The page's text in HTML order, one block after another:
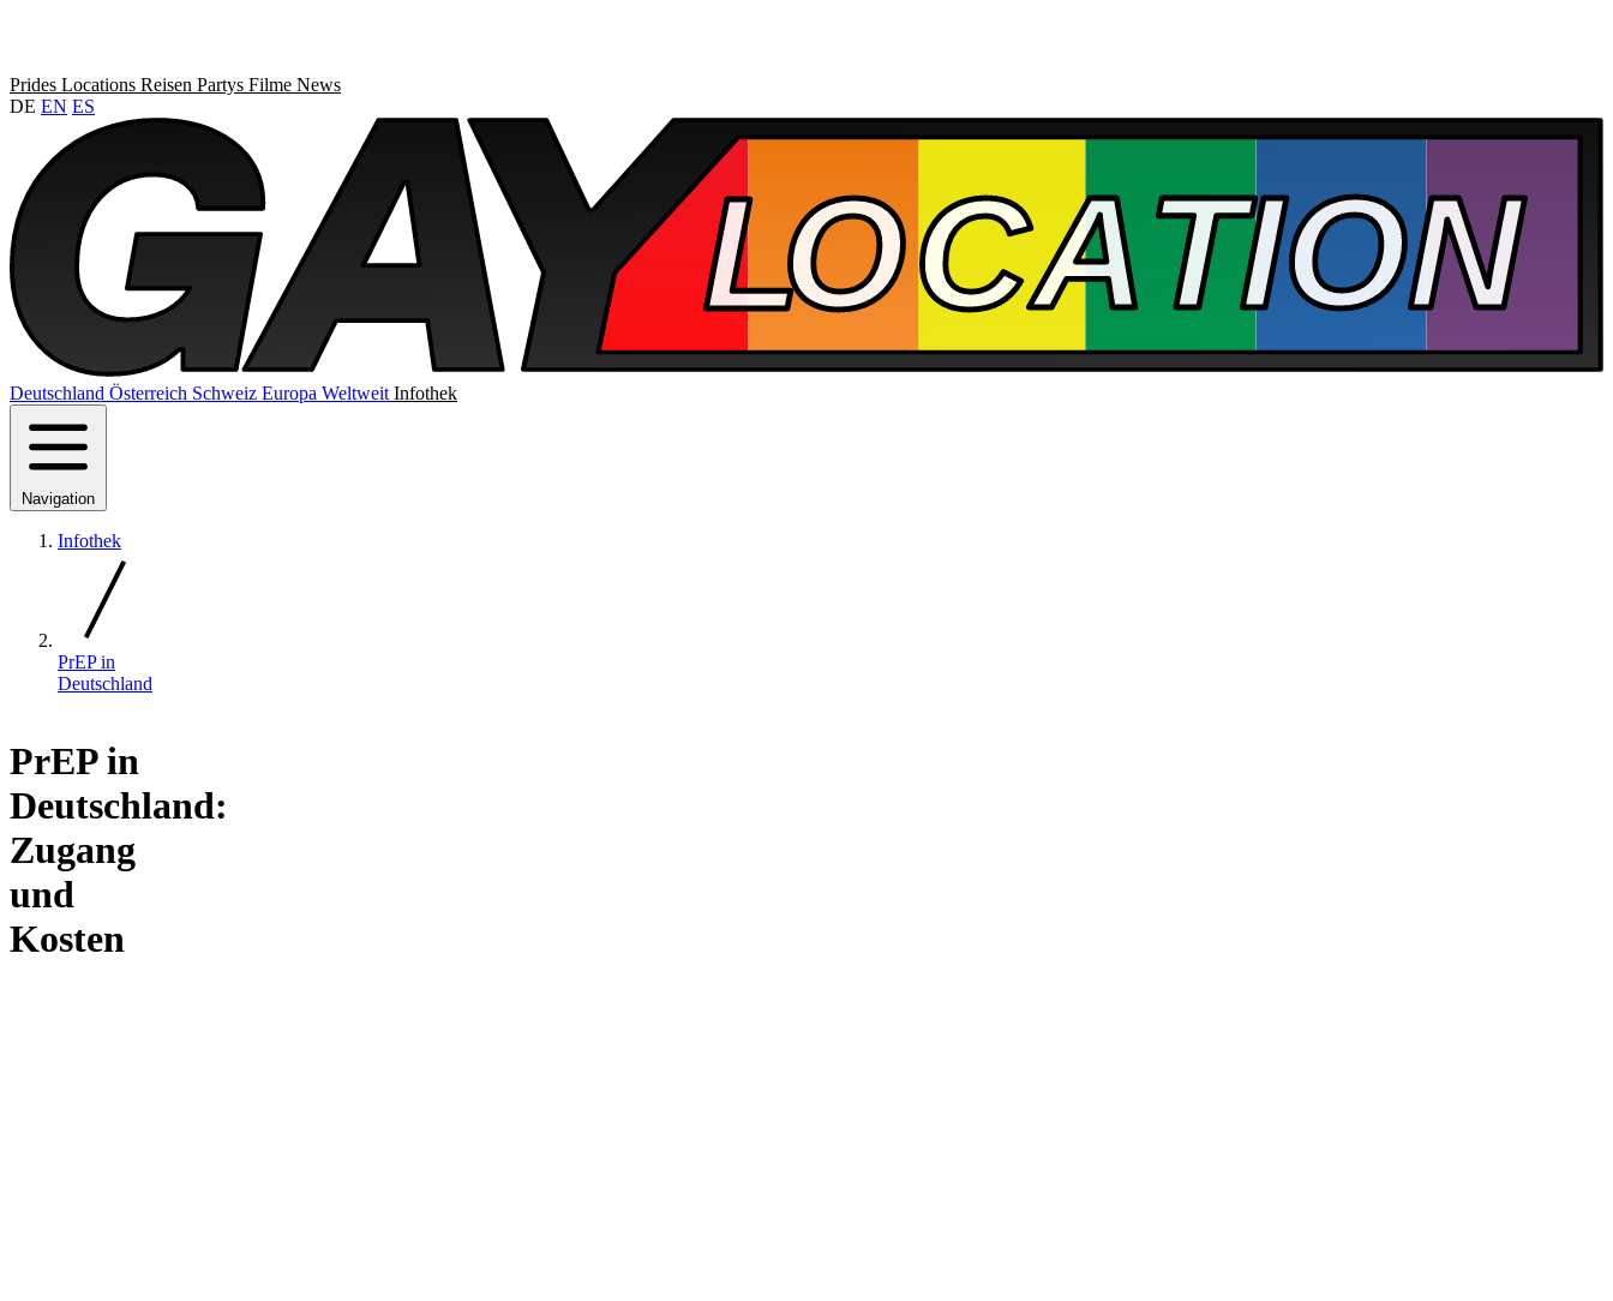
Prides Locations Reisen Partys Filme News
DE EN ES
Deutschland Österreich Schweiz Europa Weltweit Infothek
Navigation
Infothek
PrEP in
Deutschland
PrEP in
Deutschland:
Zugang
und
Kosten